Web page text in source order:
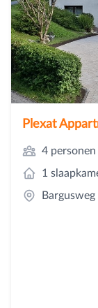
Plexat
4 personen
1